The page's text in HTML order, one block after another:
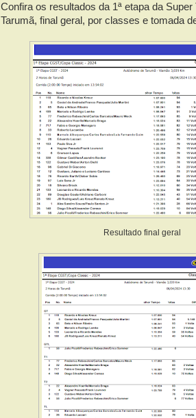
Confira os resultados da 1ª etapa da
Tarumã, final geral, por classes e tomada
Resultado final geral